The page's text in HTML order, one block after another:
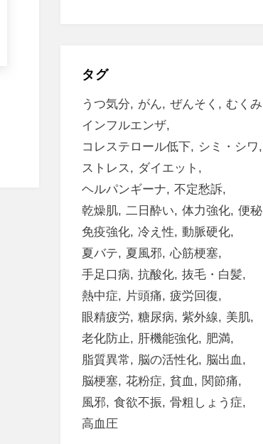
タグ
うつ気分 がん ぜんそく
むくみ
インフルエンザ
コレステロール低下
シミ・シワ
ストレス
ダイエット
ヘルパンギーナ
不定愁訴
乾燥肌 二日酔い 体力強化 便秘
免疫強化 冷え性
動脈硬化
夏バテ
夏風邪
心筋梗塞
手足口病
抗酸化 抜毛・白髪
熱中症
片頭痛
疲労回復
眼精疲労
糖尿病 紫外線
美肌
老化防止
肝機能強化
肥満
脂質異常
脳の活性化
脳出血
脳梗塞
花粉症 貧血
関節痛
風邪
食欲不振
骨粗しょう症
高血圧